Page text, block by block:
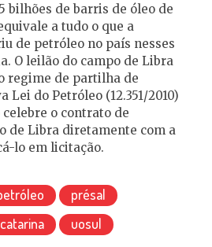
bilhões de barris de óleo de
a tudo o que a
de petróleo no país nesses
O leilão do campo de Libra
regime de partilha de
Lei do Petróleo (12.351/2010)
o contrato de
de Libra diretamente com a
lo em licitação.
présal
uosul